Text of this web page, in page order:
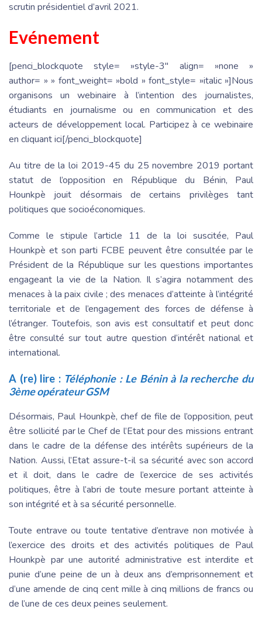
scrutin présidentiel d’avril 2021.
Evénement
[penci_blockquote style= »style-3″ align= »none »
author= » » font_weight= »bold » font_style= »italic »]Nous
organisons un webinaire à l’intention des journalistes,
étudiants en journalisme ou en communication et des
acteurs de développement local. Participez à ce webinaire
en cliquant ici[/penci_blockquote]
Au titre de la loi 2019-45 du 25 novembre 2019 portant
statut de l’opposition en République du Bénin, Paul
Hounkpè jouit désormais de certains privilèges tant
politiques que socioéconomiques.
Comme le stipule l’article 11 de la loi suscitée, Paul
Hounkpè et son parti FCBE peuvent être consultée par le
Président de la République sur les questions importantes
engageant la vie de la Nation. Il s’agira notamment des
menaces à la paix civile ; des menaces d’atteinte à l’intégrité
territoriale et de l’engagement des forces de défense à
l’étranger. Toutefois, son avis est consultatif et peut donc
être consulté sur tout autre question d’intérêt national et
international.
A (re) lire : Téléphonie : Le Bénin à la recherche du
3ème opérateur GSM
Désormais, Paul Hounkpè, chef de file de l’opposition, peut
être sollicité par le Chef de l’Etat pour des missions entrant
dans le cadre de la défense des intérêts supérieurs de la
Nation. Aussi, l’Etat assure-t-il sa sécurité avec son accord
et il doit, dans le cadre de l’exercice de ses activités
politiques, être à l’abri de toute mesure portant atteinte à
son intégrité et à sa sécurité personnelle.
Toute entrave ou toute tentative d’entrave non motivée à
l’exercice des droits et des activités politiques de Paul
Hounkpè par une autorité administrative est interdite et
punie d’une peine de un à deux ans d’emprisonnement et
d’une amende de cinq cent mille à cinq millions de francs ou
de l’une de ces deux peines seulement.